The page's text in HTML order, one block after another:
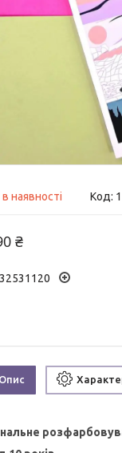
наявності Код:
₴